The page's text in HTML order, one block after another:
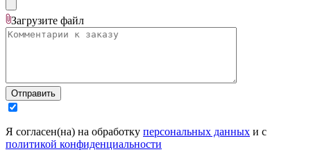
Загрузите файл
Отправить
Я согласен(на) на обработку персональных данных и с
политикой конфиденциальности